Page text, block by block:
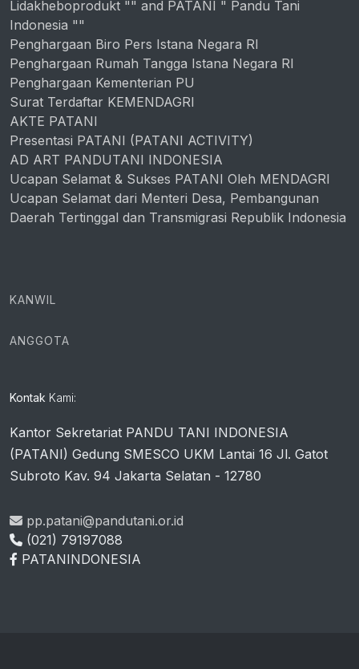
Lidakheboprodukt "" and PATANI " Pandu Tani
Indonesia ""
Penghargaan Biro Pers Istana Negara RI
Penghargaan Rumah Tangga Istana Negara RI
Penghargaan Kementerian PU
Surat Terdaftar KEMENDAGRI
AKTE PATANI
Presentasi PATANI (PATANI ACTIVITY)
AD ART PANDUTANI INDONESIA
Ucapan Selamat & Sukses PATANI Oleh MENDAGRI
Ucapan Selamat dari Menteri Desa, Pembangunan
Daerah Tertinggal dan Transmigrasi Republik Indonesia
KANWIL
ANGGOTA
Kontak Kami:
Kantor Sekretariat PANDU TANI INDONESIA
(PATANI) Gedung SMESCO UKM Lantai 16 Jl. Gatot
Subroto Kav. 94 Jakarta Selatan - 12780
pp.patani@pandutani.or.id
(021) 79197088
PATANINDONESIA